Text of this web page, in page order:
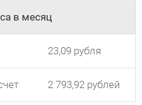
в месяц
23,09 рубля
2 793,92 рублей